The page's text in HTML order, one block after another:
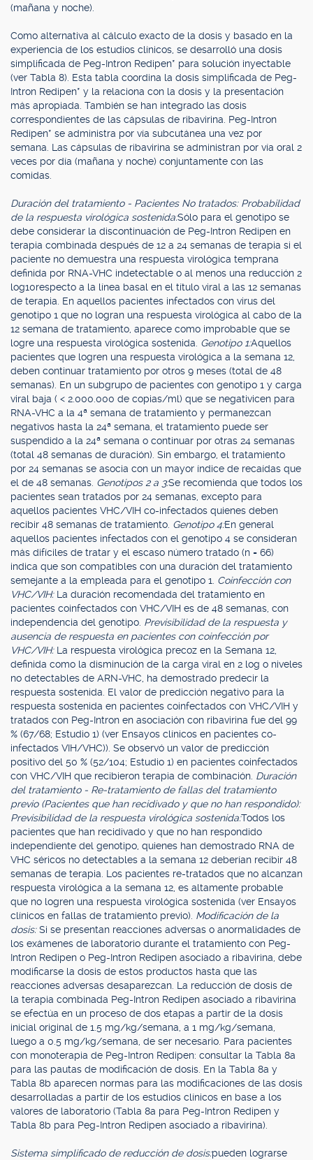
(mañana y noche).
Como alternativa al cálculo exacto de la dosis y basado en la
experiencia de los estudios clínicos, se desarrolló una dosis
simplificada de Peg-Intron Redipen* para solución inyectable
(ver Tabla 8). Esta tabla coordina la dosis simplificada de Peg-
Intron Redipen* y la relaciona con la dosis y la presentación
más apropiada. También se han integrado las dosis
correspondientes de las cápsulas de ribavirina. Peg-Intron
Redipen* se administra por vía subcutánea una vez por
semana. Las cápsulas de ribavirina se administran por vía oral 2
veces por día (mañana y noche) conjuntamente con las
comidas.
Duración del tratamiento - Pacientes No tratados: Probabilidad
de la respuesta virológica sostenida:Sólo para el genotipo se
debe considerar la discontinuación de Peg-Intron Redipen en
terapia combinada después de 12 a 24 semanas de terapia si el
paciente no demuestra una respuesta virológica temprana
definida por RNA-VHC indetectable o al menos una reducción 2
log10respecto a la línea basal en el título viral a las 12 semanas
de terapia. En aquellos pacientes infectados con virus del
genotipo 1 que no logran una respuesta virológica al cabo de la
12 semana de tratamiento, aparece como improbable que se
logre una respuesta virológica sostenida. Genotipo 1:Aquellos
pacientes que logren una respuesta virológica a la semana 12,
deben continuar tratamiento por otros 9 meses (total de 48
semanas). En un subgrupo de pacientes con genotipo 1 y carga
viral baja ( < 2.000.000 de copias/ml) que se negativicen para
RNA-VHC a la 4ª semana de tratamiento y permanezcan
negativos hasta la 24ª semana, el tratamiento puede ser
suspendido a la 24ª semana o continuar por otras 24 semanas
(total 48 semanas de duración). Sin embargo, el tratamiento
por 24 semanas se asocia con un mayor índice de recaídas que
el de 48 semanas. Genotipos 2 a 3:Se recomienda que todos los
pacientes sean tratados por 24 semanas, excepto para
aquellos pacientes VHC/VIH co-infectados quienes deben
recibir 48 semanas de tratamiento. Genotipo 4:En general
aquellos pacientes infectados con el genotipo 4 se consideran
más difíciles de tratar y el escaso número tratado (n = 66)
indica que son compatibles con una duración del tratamiento
semejante a la empleada para el genotipo 1. Coinfección con
VHC/VIH: La duración recomendada del tratamiento en
pacientes coinfectados con VHC/VIH es de 48 semanas, con
independencia del genotipo. Previsibilidad de la respuesta y
ausencia de respuesta en pacientes con coinfección por
VHC/VIH: La respuesta virológica precoz en la Semana 12,
definida como la disminución de la carga viral en 2 log o niveles
no detectables de ARN-VHC, ha demostrado predecir la
respuesta sostenida. El valor de predicción negativo para la
respuesta sostenida en pacientes coinfectados con VHC/VIH y
tratados con Peg-Intron en asociación con ribavirina fue del 99
% (67/68; Estudio 1) (ver Ensayos clínicos en pacientes co-
infectados VIH/VHC)). Se observó un valor de predicción
positivo del 50 % (52/104; Estudio 1) en pacientes coinfectados
con VHC/VIH que recibieron terapia de combinación. Duración
del tratamiento - Re-tratamiento de fallas del tratamiento
previo (Pacientes que han recidivado y que no han respondido):
Previsibilidad de la respuesta virológica sostenida:Todos los
pacientes que han recidivado y que no han respondido
independiente del genotipo, quienes han demostrado RNA de
VHC séricos no detectables a la semana 12 deberían recibir 48
semanas de terapia. Los pacientes re-tratados que no alcanzan
respuesta virológica a la semana 12, es altamente probable
que no logren una respuesta virológica sostenida (ver Ensayos
clínicos en fallas de tratamiento previo). Modificación de la
dosis:Si se presentan reacciones adversas o anormalidades de
los exámenes de laboratorio durante el tratamiento con Peg-
Intron Redipen o Peg-Intron Redipen asociado a ribavirina, debe
modificarse la dosis de estos productos hasta que las
reacciones adversas desaparezcan. La reducción de dosis de
la terapia combinada Peg-Intron Redipen asociado a ribavirina
se efectúa en un proceso de dos etapas a partir de la dosis
inicial original de 1.5 mg/kg/semana, a 1 mg/kg/semana,
luego a 0.5 mg/kg/semana, de ser necesario. Para pacientes
con monoterapia de Peg-Intron Redipen: consultar la Tabla 8a
para las pautas de modificación de dosis. En la Tabla 8a y
Tabla 8b aparecen normas para las modificaciones de las dosis
desarrolladas a partir de los estudios clínicos en base a los
valores de laboratorio (Tabla 8a para Peg-Intron Redipen y
Tabla 8b para Peg-Intron Redipen asociado a ribavirina).
Sistema simplificado de reducción de dosis:pueden lograrse